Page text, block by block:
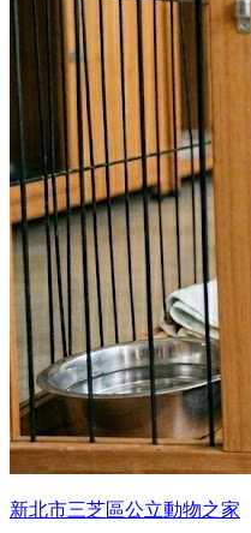
新北市三芝區公立動物之家